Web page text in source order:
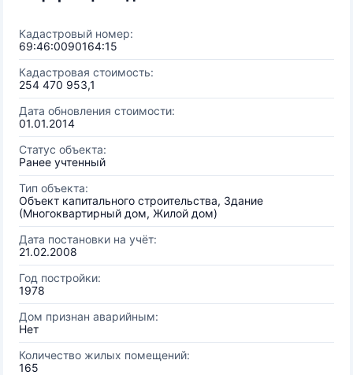
Кадастровый номер:
69:46:0090164:15
Кадастровая стоимость:
254 470 953,1
Дата обновления стоимости:
01.01.2014
Статус объекта:
Ранее учтенный
Тип объекта:
Объект капитального строительства, Здание
(Многоквартирный дом, Жилой дом)
Дата постановки на учёт:
21.02.2008
Год постройки:
1978
Дом признан аварийным:
Нет
Количество жилых помещений:
165